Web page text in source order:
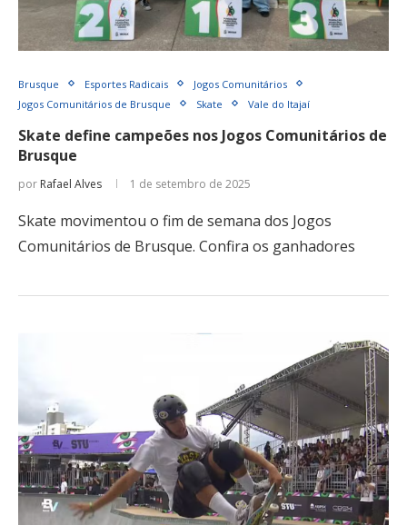
Brusque Esportes Radicais
Jogos Comunitários
Jogos Comunitários de Brusque
Skate Vale do Itajaí
Skate define campeões nos Jogos Comunitários de
Brusque
por Rafael Alves 1 de setembro de 2025
Skate movimentou o fim de semana dos Jogos
Comunitários de Brusque. Confira os ganhadores